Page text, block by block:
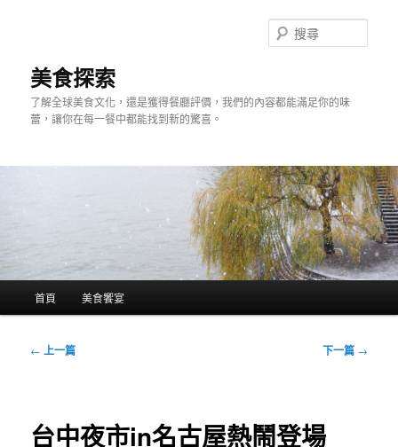
美食探索
了解全球美食文化，還是獲得餐廳評價，我們的內容都能滿足你的味
蕾，讓你在每一餐中都能找到新的驚喜。
尋
首頁 美食饗宴
文
← 上一篇 下一篇 →
台中夜市in名古屋熱鬧登場